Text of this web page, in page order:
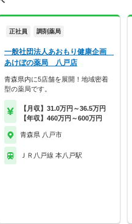
正社員 調剤薬局
一般社団法人あおもり健康企画
あけぼの薬局 八戸店
青森県内に5店舗を展開！地域密着
型の薬局です。
【月収】31.0万円～36.5万円
【年収】460万円～600万円
青森県 八戸市
ＪＲ八戸線 本八戸駅